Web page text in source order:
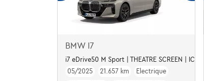
BMW I7
i7 eDrive50 M Sport | THEATRE SCREEN |
05/2025
21.657 km
Electrique